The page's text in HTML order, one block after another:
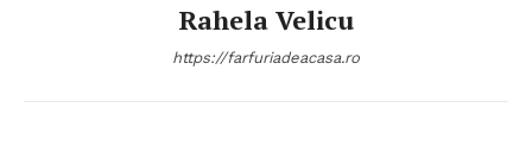
Rahela Velicu
https://farfuriadeacasa.ro